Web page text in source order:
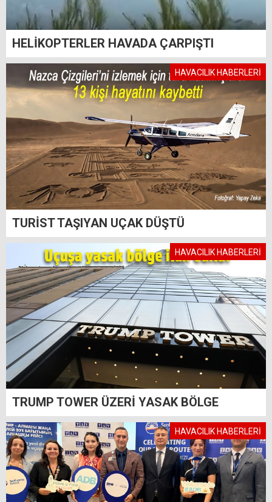
HELİKOPTERLER HAVADA ÇARPIŞTI
HAVACILIK HABERLERİ
TURİST TAŞIYAN UÇAK DÜŞTÜ
HAVACILIK HABERLERİ
TRUMP TOWER ÜZERİ YASAK BÖLGE
HAVACILIK HABERLERİ